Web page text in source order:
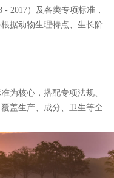
2017）及各类专项标准，
据动物生理特点、生长阶
为核心，搭配专项法规、
盖生产、成分、卫生等全
、养殖成本及猪肉产品，